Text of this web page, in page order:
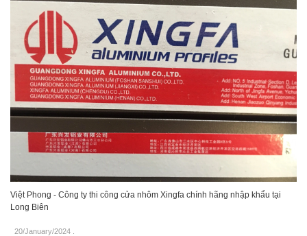
Việt Phong - Công ty thi công cửa nhôm Xingfa chính hãng nhập khẩu tại
Long Biên
20/January/2024